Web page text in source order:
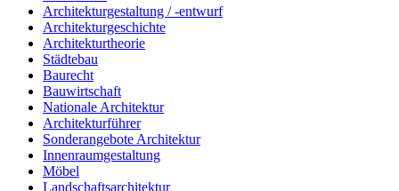
Architekturgestaltung / -entwurf
Architekturgeschichte
Architekturtheorie
Städtebau
Baurecht
Bauwirtschaft
Nationale Architektur
Architekturführer
Sonderangebote Architektur
Innenraumgestaltung
Möbel
Landschaftsarchitektur